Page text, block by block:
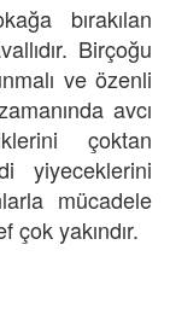
bırakılan
Birçoğu
ve özenli
avcı
çoktan
yiyeceklerini
mücadele
çok yakındır.